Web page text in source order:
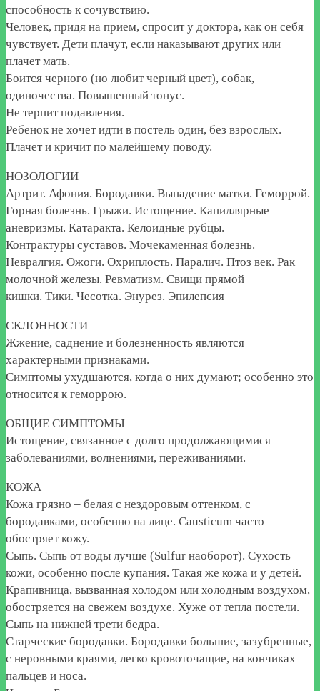
способность к сочувствию.
Человек, придя на прием, спросит у доктора, как он себя
чувствует. Дети плачут, если наказывают других или
плачет мать.
Боится черного (но любит черный цвет), собак,
одиночества. Повышенный тонус.
Не терпит подавления.
Ребенок не хочет идти в постель один, без взрослых.
Плачет и кричит по малейшему поводу.
НОЗОЛОГИИ
Артрит. Афония. Бородавки. Выпадение матки. Геморрой.
Горная болезнь. Грыжи. Истощение. Капиллярные
аневризмы. Катаракта. Келоидные рубцы.
Контрактуры суставов. Мочекаменная болезнь.
Невралгия. Ожоги. Охриплость. Паралич. Птоз век. Рак
молочной железы. Ревматизм. Свищи прямой
кишки. Тики. Чесотка. Энурез. Эпилепсия
СКЛОННОСТИ
Жжение, саднение и болезненность являются
характерными признаками.
Симптомы ухудшаются, когда о них думают; особенно это
относится к геморрою.
ОБЩИЕ СИМПТОМЫ
Истощение, связанное с долго продолжающимися
заболеваниями, волнениями, переживаниями.
КОЖА
Кожа грязно – белая с нездоровым оттенком, с
бородавками, особенно на лице. Causticum часто
обостряет кожу.
Сыпь. Сыпь от воды лучше (Sulfur наоборот). Сухость
кожи, особенно после купания. Такая же кожа и у детей.
Крапивница, вызванная холодом или холодным воздухом,
обостряется на свежем воздухе. Хуже от тепла постели.
Сыпь на нижней трети бедра.
Старческие бородавки. Бородавки большие, зазубренные,
с неровными краями, легко кровоточащие, на кончиках
пальцев и носа.